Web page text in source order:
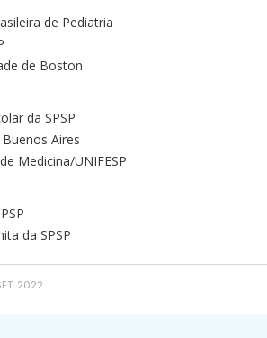
de Pediatria
de Boston
da SPSP
Aires
Medicina/UNIFESP
da SPSP
2022